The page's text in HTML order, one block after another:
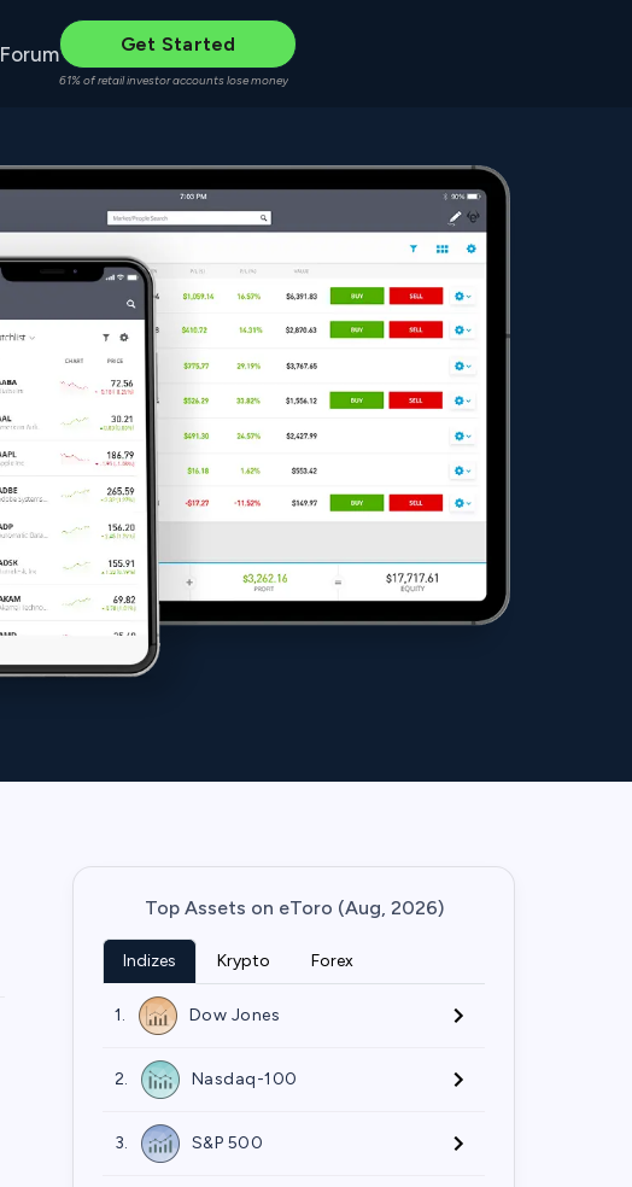
Forum Get Started
61% of retail investor accounts lose money
Top Assets on eToro (Aug, 2026)
Indizes Krypto Forex
1. Dow Jones
2. Nasdaq-100
3. S&P 500